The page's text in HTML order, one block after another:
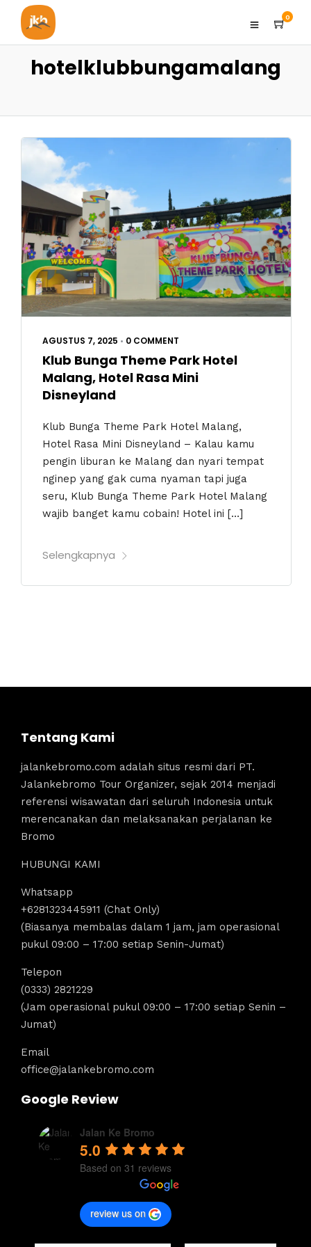
0
hotelklubbungamalang
AGUSTUS 7, 2025 • 0 COMMENT
Klub Bunga Theme Park Hotel
Malang, Hotel Rasa Mini
Disneyland
Klub Bunga Theme Park Hotel Malang,
Hotel Rasa Mini Disneyland – Kalau kamu
pengin liburan ke Malang dan nyari tempat
nginep yang gak cuma nyaman tapi juga
seru, Klub Bunga Theme Park Hotel Malang
wajib banget kamu cobain! Hotel ini […]
Selengkapnya
Tentang Kami
jalankebromo.com adalah situs resmi dari PT.
Jalankebromo Tour Organizer, sejak 2014 menjadi
referensi wisawatan dari seluruh Indonesia untuk
merencanakan dan melaksanakan perjalanan ke
Bromo
HUBUNGI KAMI
Whatsapp
+6281323445911 (Chat Only)
(Biasanya membalas dalam 1 jam, jam operasional
pukul 09:00 – 17:00 setiap Senin-Jumat)
Telepon
(0333) 2821229
(Jam operasional pukul 09:00 – 17:00 setiap Senin –
Jumat)
Email
office@jalankebromo.com
Google Review
Jalan Ke Bromo
5.0
Based on 31 reviews
review us on